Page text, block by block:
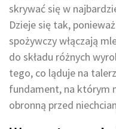
skrywać się w
Dzieje się tak,
spożywczy włączają
do składu różnych
tego, co ląduje na
fundament, na którym
obronną przed